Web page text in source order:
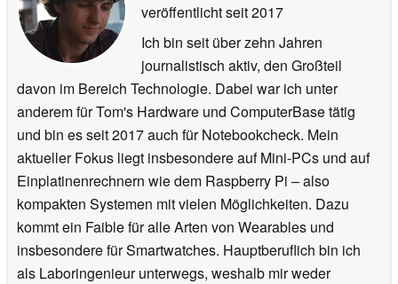
veröffentlichtseit 2017
Ich bin seit über zehn Jahren
journalistisch aktiv, den Großteil
davon im Bereich Technologie. Dabei war ich unter
anderem für Tom's Hardware und ComputerBase tätig
und bin es seit 2017 auch für Notebookcheck. Mein
aktueller Fokus liegt insbesondere auf Mini-PCs und auf
Einplatinenrechnern wie dem Raspberry Pi – also
kompakten Systemen mit vielen Möglichkeiten. Dazu
kommt ein Faible für alle Arten von Wearables und
insbesondere für Smartwatches. Hauptberuflich bin ich
als Laboringenieur unterwegs, weshalb mir weder